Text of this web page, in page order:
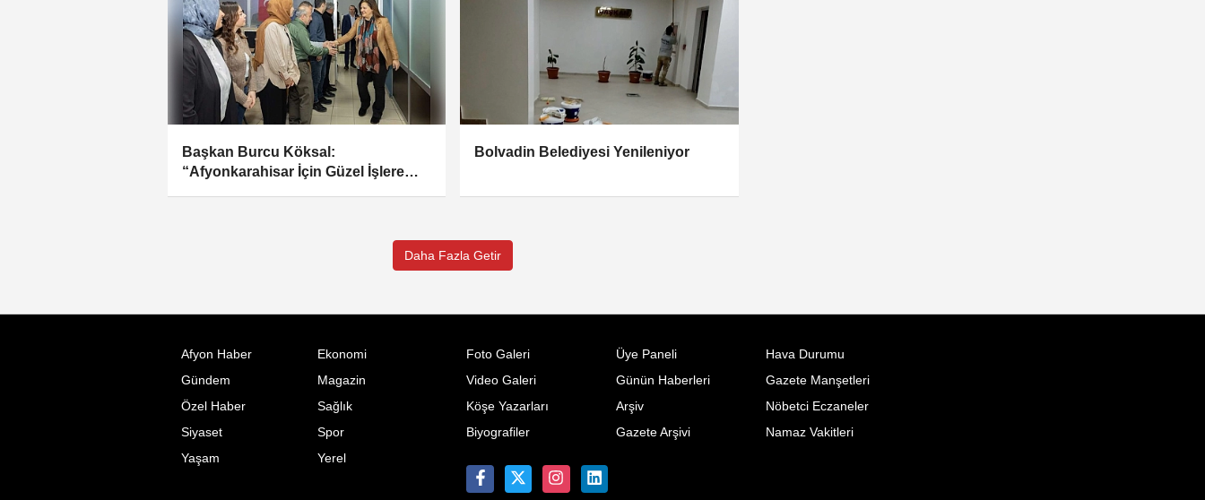
Başkan Burcu Köksal:
“Afyonkarahisar İçin Güzel İşlere
Bolvadin Belediyesi Yenileniyor
Daha Fazla Getir
Afyon Haber
Ekonomi
Gündem
Magazin
Özel Haber
Sağlık
Siyaset
Spor
Yaşam
Yerel
Foto Galeri
Video Galeri
Köşe Yazarları
Biyografiler
Üye Paneli
Günün Haberleri
Arşiv
Gazete Arşivi
Hava Durumu
Gazete Manşetleri
Nöbetci Eczaneler
Namaz Vakitleri